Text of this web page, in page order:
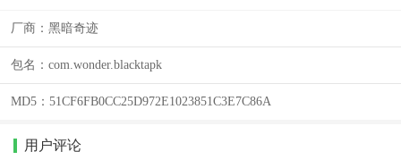
厂商： 黑暗奇迹
包名： com.wonder.blacktapk
MD5： 51CF6FB0CC25D972E1023851C3E7C86A
用户评论